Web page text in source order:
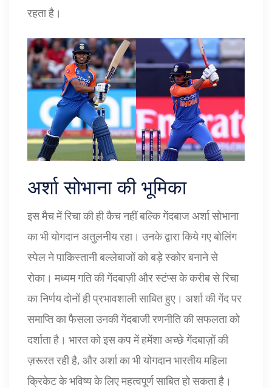
रहता है।
अर्शा सोभाना की भूमिका
इस मैच में रिचा की ही कैच नहीं बल्कि गेंदबाज अर्शा सोभाना
का भी योगदान अतुलनीय रहा। उनके द्वारा किये गए बोलिंग
स्पेल ने पाकिस्तानी बल्लेबाजों को बड़े स्कोर बनाने से
रोका। मध्यम गति की गेंदबाज़ी और स्टंप्स के करीब से रिचा
का निर्णय दोनों ही प्रभावशाली साबित हुए। अर्शा की गेंद पर
समाप्ति का फैसला उनकी गेंदबाजी रणनीति की सफलता को
दर्शाता है। भारत को इस कप में हमेंशा अच्छे गेंदबाज़ों की
ज़रूरत रही है, और अर्शा का भी योगदान भारतीय महिला
क्रिकेट के भविष्य के लिए महत्वपूर्ण साबित हो सकता है।